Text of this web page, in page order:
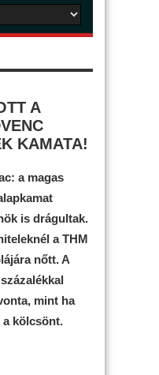
A
KAMATA!
a magas
is drágultak.
a THM
nőtt. A
mint ha
a kölcsönt.